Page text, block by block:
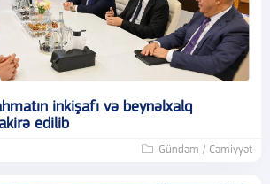
inkişafı və beynəlxalq
edilib
Gündəm / Cəmiyyət